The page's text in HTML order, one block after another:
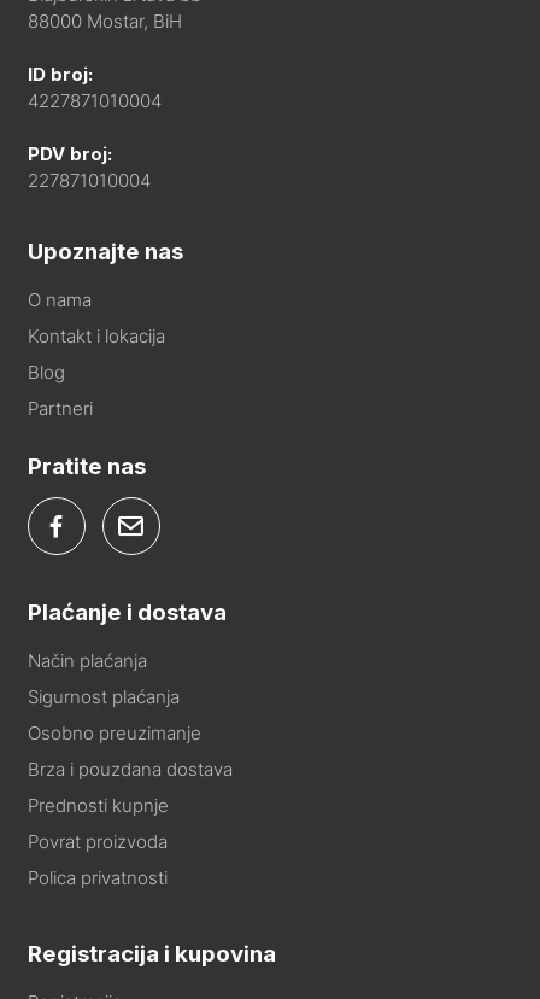
88000 Mostar, BiH
ID broj:
4227871010004
PDV broj:
227871010004
Upoznajte nas
O nama
Kontakt i lokacija
Blog
Partneri
Pratite nas
Plaćanje i dostava
Način plaćanja
Sigurnost plaćanja
Osobno preuzimanje
Brza i pouzdana dostava
Prednosti kupnje
Povrat proizvoda
Polica privatnosti
Registracija i kupovina